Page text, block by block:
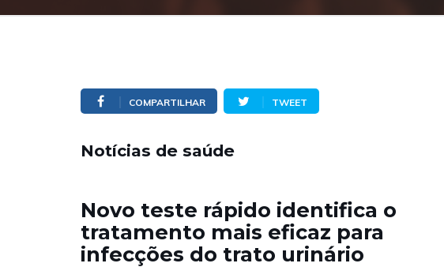
COMPARTILHAR TWEET
Notícias de saúde
Novo teste rápido identifica o
tratamento mais eficaz para
infecções do trato urinário